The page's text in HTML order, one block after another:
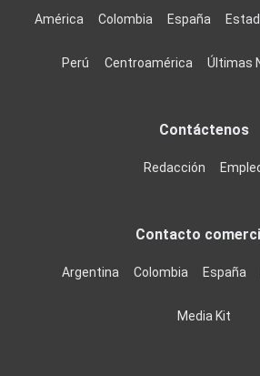
América Colombia España
Perú Centroamérica Últimas
Contáctenos
Redacción
Contacto
Argentina Colombia España
Media Kit